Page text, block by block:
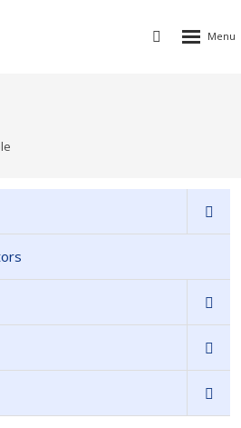
Vyhledávání
Rozbalení